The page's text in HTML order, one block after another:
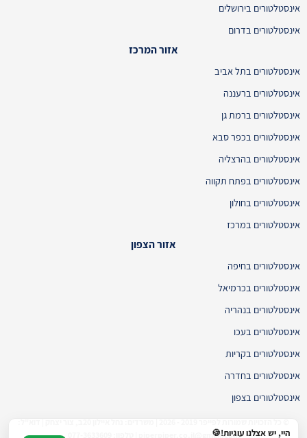
אינסטלטורים בירושלים
אינסטלטורים בדרום
אזור המרכז
אינסטלטורים בתל אביב
אינסטלטורים ברעננה
אינסטלטורים ברמת גן
אינסטלטורים בכפר סבא
אינסטלטורים בהרצליה
אינסטלטורים בפתח תקווה
אינסטלטורים בחולון
אינסטלטורים במרכז
אזור הצפון
אינסטלטורים בחיפה
אינסטלטורים בכרמיאל
אינסטלטורים בנהריה
אינסטלטורים בעכו
אינסטלטורים בקריות
אינסטלטורים בחדרה
אינסטלטורים בצפון
piperpiper.co.il@gmail.com | טלפון: 077-3633609היי, יש אצלנו עוגיות!🍪